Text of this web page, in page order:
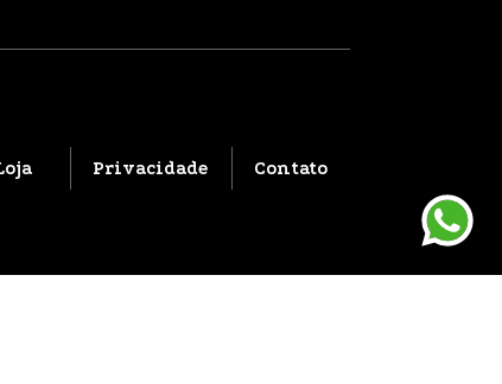
Privacidade Contato